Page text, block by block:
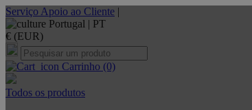
Serviço Apoio ao Cliente |
Portugal | PT
€ (EUR)
Carrinho (0)
Todos os produtos